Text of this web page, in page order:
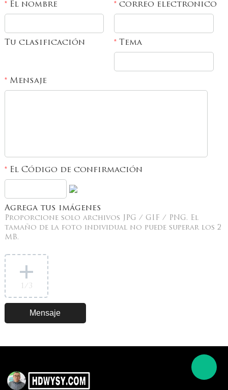
*El nombre *correo electronico
Tu clasificación *Tema
*Mensaje
*El Código de confirmación
Agrega tus imágenes
Proporcione solo archivos JPG / GIF / PNG. El
tamaño de la foto individual no puede superar los 2
MB.
1 /3